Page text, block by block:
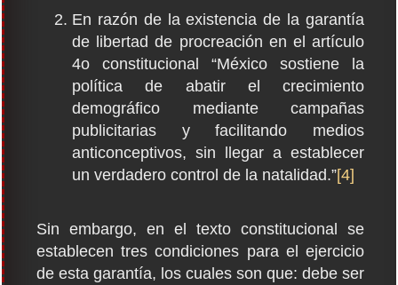
En razón de la existencia de la garantía
de libertad de procreación en el artículo
4o constitucional “México sostiene la
política de abatir el crecimiento
demográfico mediante campañas
publicitarias y facilitando medios
anticonceptivos, sin llegar a establecer
un verdadero control de la natalidad.”[4]
Sin embargo, en el texto constitucional se
establecen tres condiciones para el ejercicio
de esta garantía, los cuales son que: debe ser